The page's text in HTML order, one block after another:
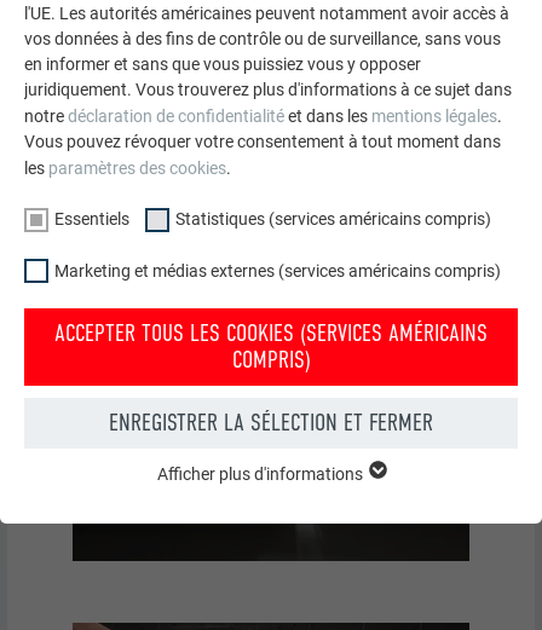
l'UE. Les autorités américaines peuvent notamment avoir accès à
vos données à des fins de contrôle ou de surveillance, sans vous
en informer et sans que vous puissiez vous y opposer
juridiquement. Vous trouverez plus d'informations à ce sujet dans
notredéclaration de confidentialitéet dans les mentions légales.
Vous pouvez révoquer votre consentement à tout moment dans
les paramètres des cookies.
Essentiels Statistiques (services américains compris)
Marketing et médias externes (services américains compris)
ACCEPTER TOUS LES COOKIES (SERVICES AMÉRICAINS
COMPRIS)
ENREGISTRER LA SÉLECTION ET FERMER
Internet fonctionne correctement.
Afficher plus d'informations